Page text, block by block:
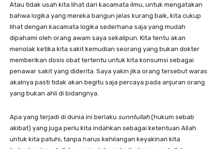
Atau tidak usah kita lihat dari kacamata ilmu, untuk mengatakan
bahwa logika yang mereka bangun jelas kurang baik, kita cukup
lihat dengan kacamata logika sederhana saja yang mudah
dipahami oleh orang awam saya sekalipun. Kita tentu akan
menolak ketika kita sakit kemudian seorang yang bukan dokter
memberikan dosis obat tertentu untuk kita konsumsi sebagai
penawar sakit yang diderita. Saya yakin jika orang tersebut waras
akalnya pasti tidak akan begitu saja percaya pada anjuran orang
yang bukan ahli di bidangnya.
Apa yang terjadi di dunia ini berlaku sunntullah (hukum sebab
akibat) yang juga perlu kita indahkan sebagai ketentuan Allah
untuk kita patuhi, tanpa harus kehilangan keyakinan kita